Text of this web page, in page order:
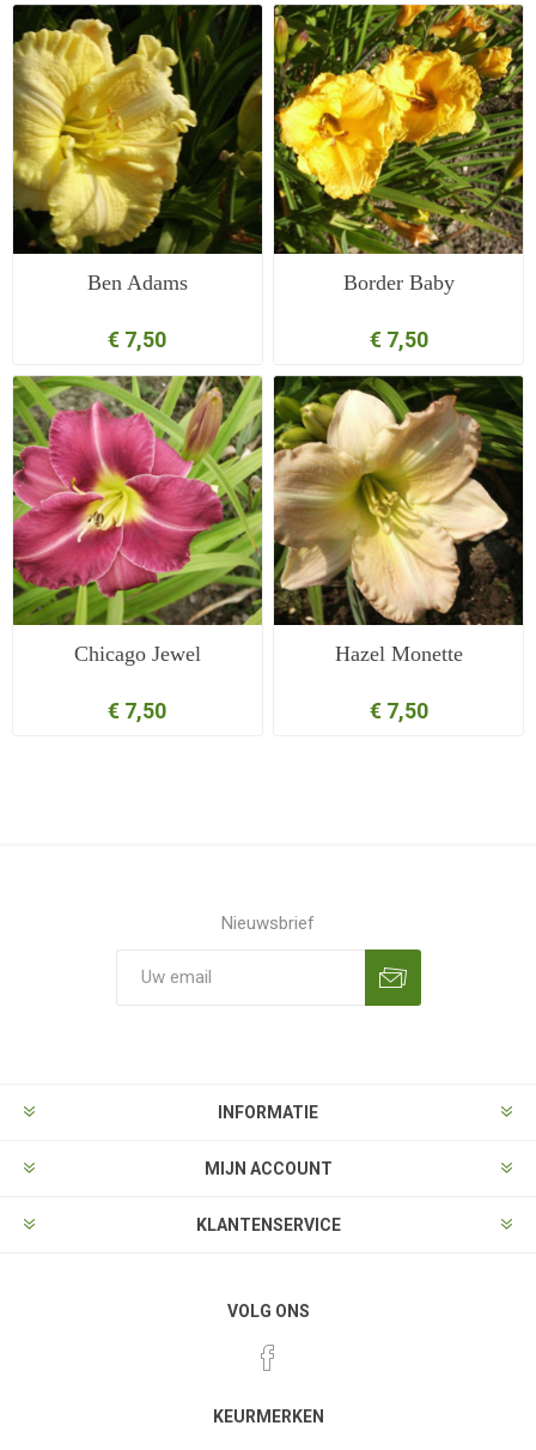
Ben Adams
€ 7,50
Border Baby
€ 7,50
Chicago Jewel
€ 7,50
Hazel Monette
€ 7,50
Nieuwsbrief
INFORMATIE
MIJN ACCOUNT
KLANTENSERVICE
VOLG ONS
KEURMERKEN